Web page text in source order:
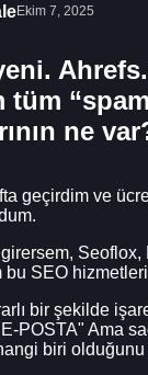
Ekim 7, 2025
tüm
ne
geçirdim ve
bu SEO
bir şekilde
POSTA" Ama
biri